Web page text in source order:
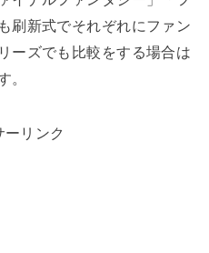
刷新式でそれぞれにファン
ーズでも比較をする場合は
。
ーリンク